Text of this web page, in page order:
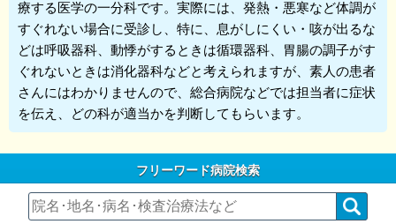
療する医学の一分科です。実際には、発熱・悪寒など体調が
すぐれない場合に受診し、特に、息がしにくい・咳が出るな
どは呼吸器科、動悸がするときは循環器科、胃腸の調子がす
ぐれないときは消化器科などと考えられますが、素人の患者
さんにはわかりませんので、総合病院などでは担当者に症状
を伝え、どの科が適当かを判断してもらいます。
フリーワード病院検索